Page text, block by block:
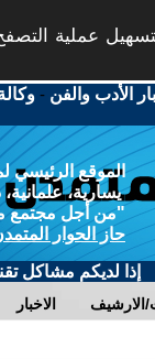
عملية
الأدب والفن -
الموقع الرئيسي
يسارية،
"من أجل مجتمع
حاز الحوار
إذا لديكم مشاكل
الاخبار الارشيف